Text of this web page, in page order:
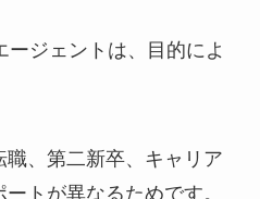
ジェントは、目的によ
、第二新卒、キャリア
トが異なるためです。